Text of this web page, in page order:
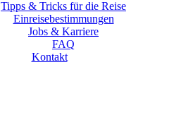
Tipps & Tricks für die Reise
Einreisebestimmungen
Jobs & Karriere
FAQ
Kontakt